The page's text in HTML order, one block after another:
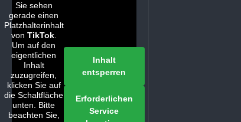
Sie sehen
gerade einen
Platzhalterinhalt
von TikTok.
Um auf den
eigentlichen
Inhalt
zuzugreifen,
klicken Sie auf
die Schaltfläche
unten. Bitte
beachten Sie,
Inhalt
entsperren
Erforderlichen
Service